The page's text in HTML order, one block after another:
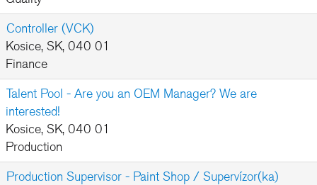
Controller (VCK)
Kosice, SK, 040 01
Finance
Talent Pool - Are you an OEM Manager? We are
interested!
Kosice, SK, 040 01
Production
Production Supervisor - Paint Shop / Supervízor(ka)